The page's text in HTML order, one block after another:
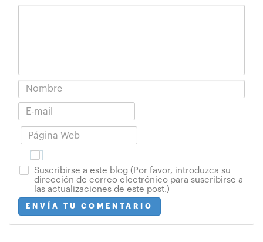
Suscribirse a este blog (Por favor, introduzca su
dirección de correo electrónico para suscribirse a
las actualizaciones de este post.)
ENVÍA TU COMENTARIO